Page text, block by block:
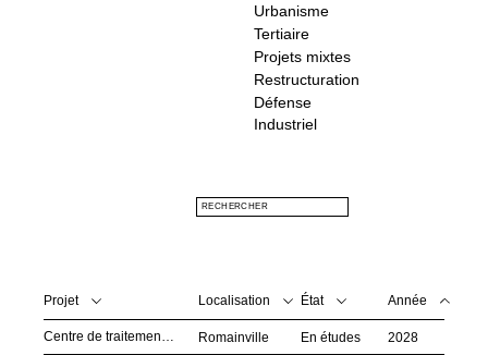
Urbanisme
Tertiaire
Projets mixtes
Restructuration
Défense
Industriel
RECHERCHER
Projet Localisation État Année
Centre de traitement des déchets ménagers Romainville En études 2028